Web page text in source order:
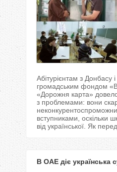
Абітурієнтам з Донбасу
громадським фондом
«Дорожня карта»
з проблемами: вони
вступниками, оскільки
від української. Як
В ОАЕ діє українська